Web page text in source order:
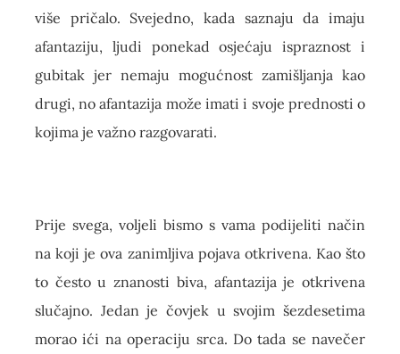
više pričalo. Svejedno, kada saznaju da imaju
afantaziju, ljudi ponekad osjećaju ispraznost i
gubitak jer nemaju mogućnost zamišljanja kao
drugi, no afantazija može imati i svoje prednosti o
kojima je važno razgovarati.
Prije svega, voljeli bismo s vama podijeliti način
na koji je ova zanimljiva pojava otkrivena. Kao što
to često u znanosti biva, afantazija je otkrivena
slučajno. Jedan je čovjek u svojim šezdesetima
morao ići na operaciju srca. Do tada se navečer